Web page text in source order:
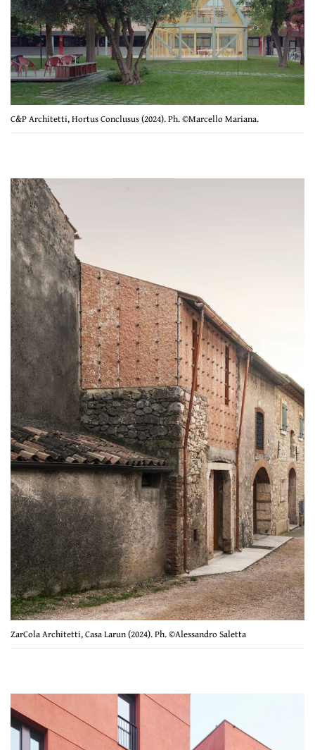
C&P Architetti, Hortus Conclusus (2024). Ph. ©Marcello Mariana.
ZarCola Architetti, Casa Larun (2024). Ph. ©Alessandro Saletta